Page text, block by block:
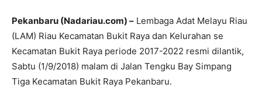
Pekanbaru (Nadariau.com) – Lembaga Adat Melayu Riau
(LAM) Riau Kecamatan Bukit Raya dan Kelurahan se
Kecamatan Bukit Raya periode 2017-2022 resmi dilantik,
Sabtu (1/9/2018) malam di Jalan Tengku Bay Simpang
Tiga Kecamatan Bukit Raya Pekanbaru.